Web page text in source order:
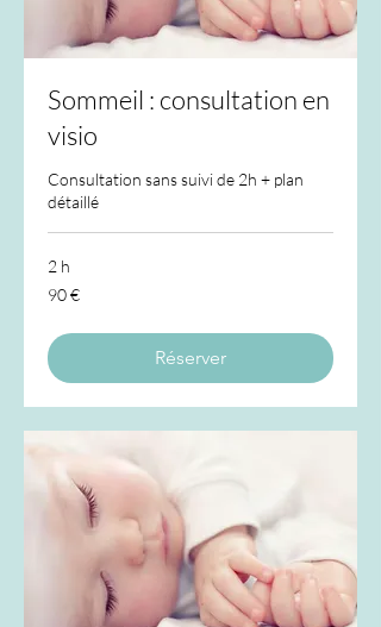
Sommeil : consultation en
visio
Consultation sans suivi de 2h + plan
détaillé
2 h
90
euros
90 €
Réserver